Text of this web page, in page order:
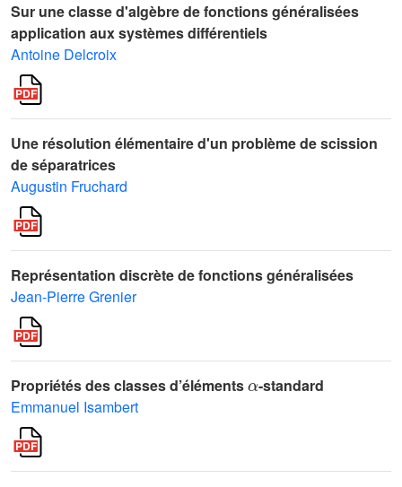
Sur une classe d'algèbre de fonctions généralisées
application aux systèmes différentiels
Antoine Delcroix
Une résolution élémentaire d'un problème de scission
de séparatrices
Augustin Fruchard
Représentation discrète de fonctions généralisées
Jean-Pierre Grenier
Propriétés des classes d’éléments
-standard
Emmanuel Isambert